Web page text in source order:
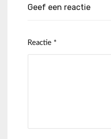
Geef een reactie
Reactie *